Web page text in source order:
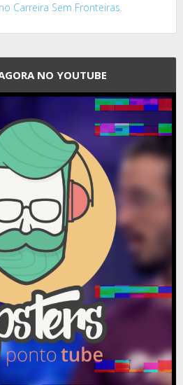
Carreira Sem Fronteiras.
NO YOUTUBE